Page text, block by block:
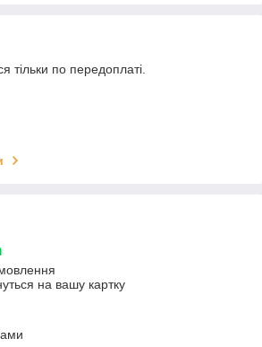
тільки по передоплаті.
на вашу картку